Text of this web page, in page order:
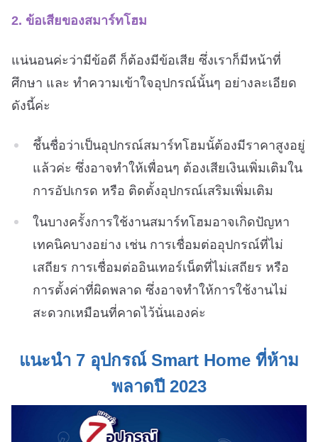
2. ข้อเสียของสมาร์ทโฮม
แน่นอนค่ะว่ามีข้อดี ก็ต้องมีข้อเสีย ซึ่งเราก็มีหน้าที่
ศึกษา และ ทำความเข้าใจอุปกรณ์นั้นๆ อย่างละเอียด
ดังนี้ค่ะ
ชึ้นชื่อว่าเป็นอุปกรณ์สมาร์ทโฮมนั้ต้องมีราคาสูงอยู่
แล้วค่ะ ซึ่งอาจทำให้เพื่อนๆ ต้องเสียเงินเพิ่มเติมใน
การอัปเกรด หรือ ติดตั้งอุปกรณ์เสริมเพิ่มเติม
ในบางครั้งการใช้งานสมาร์ทโฮมอาจเกิดปัญหา
เทคนิคบางอย่าง เช่น การเชื่อมต่ออุปกรณ์ที่ไม่
เสถียร การเชื่อมต่ออินเทอร์เน็ตที่ไม่เสถียร หรือ
การตั้งค่าที่ผิดพลาด ซึ่งอาจทำให้การใช้งานไม่
สะดวกเหมือนที่คาดไว้นั่นเองค่ะ
แนะนำ 7 อุปกรณ์ Smart Home ที่ห้าม
พลาดปี 2023